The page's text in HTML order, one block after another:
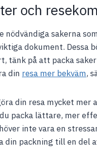
och
nödvändiga sakerna
dokument.
tänk på att packa
din resa mer bekväm,
din resa mycket mer
packa lättare, mer
inte vara en
packning till en del